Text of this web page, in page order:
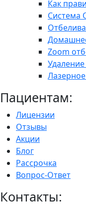
Как
Система
Zoom
Пациентам:
Лицензии
Отзывы
Акции
Блог
Рассрочка
Вопрос-Ответ
Контакты: